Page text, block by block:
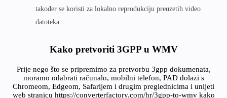
također se koristi za lokalno reprodukciju preuzetih video
datoteka.
Kako pretvoriti 3GPP u WMV
Prije nego što se pripremimo za pretvorbu 3gpp dokumenata,
moramo odabrati računalo, mobilni telefon, PAD dolazi s
Chromeom, Edgeom, Safarijem i drugim preglednicima i unijeti
web stranicu https://converterfactory.com/hr/3gpp-to-wmv kako